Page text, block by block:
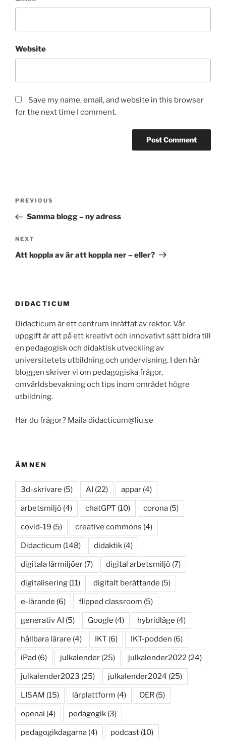
Website
Save my name, email, and website in this browser
for the next time I comment.
Previous
Post
PREVIOUS
Samma blogg – ny adress
Next
Post
NEXT
Att koppla av är att koppla ner – eller?
DIDACTICUM
Didacticum är ett centrum inrättat av rektor. Vår
uppgift är att på ett kreativt och innovativt sätt bidra till
en pedagogisk och didaktisk utveckling av
universitetets utbildning och undervisning. I den här
bloggen skriver vi om pedagogiska frågor,
omvärldsbevakning och tips inom området högre
utbildning.
Har du frågor? Maila didacticum@liu.se
ÄMNEN
3d-skrivare (5) AI (22) appar (4)
arbetsmiljö (4) chatGPT (10) corona (5)
covid-19 (5) creative commons (4)
Didacticum (148) didaktik (4)
digitala lärmiljöer (7) digital arbetsmiljö (7)
digitalisering (11) digitalt berättande (5)
e-lärande (6) flipped classroom (5)
generativ AI (5) Google (4) hybridläge (4)
hållbara lärare (4) IKT (6) IKT-podden (6)
iPad (6) julkalender (25) julkalender2022 (24)
julkalender2023 (25) julkalender2024 (25)
LISAM (15) lärplattform (4) OER (5)
openai (4) pedagogik (3)
pedagogikdagarna (4) podcast (10)